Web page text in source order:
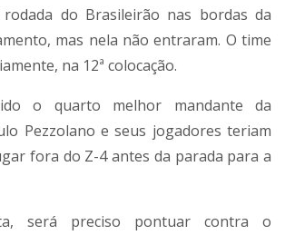
do Brasileirão nas bordas da
mas nela não entraram. O time
na 12ª colocação.
o quarto melhor mandante da
Pezzolano e seus jogadores teriam
fora do Z-4 antes da parada para a
será preciso pontuar contra o